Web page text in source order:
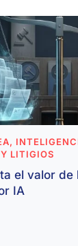
LITIGIOS
el valor
IA